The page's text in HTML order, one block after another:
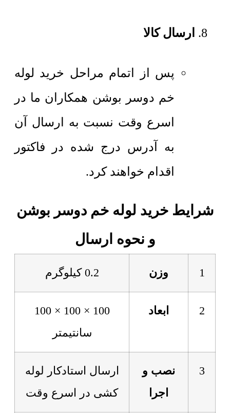
ارسال کالا
پس از اتمام مراحل خرید لوله
خم دوسر بوشن همکاران ما در
اسرع وقت نسبت به ارسال آن
به آدرس درج شده در فاکتور
اقدام خواهند کرد.
شرایط خرید لوله خم دوسر بوشن
و نحوه ارسال
1 وزن 0.2 کیلوگرم
2 ابعاد
100 × 100 × 100
سانتیمتر
3
نصب و
اجرا
ارسال استادکار لوله
کشی در اسرع وقت